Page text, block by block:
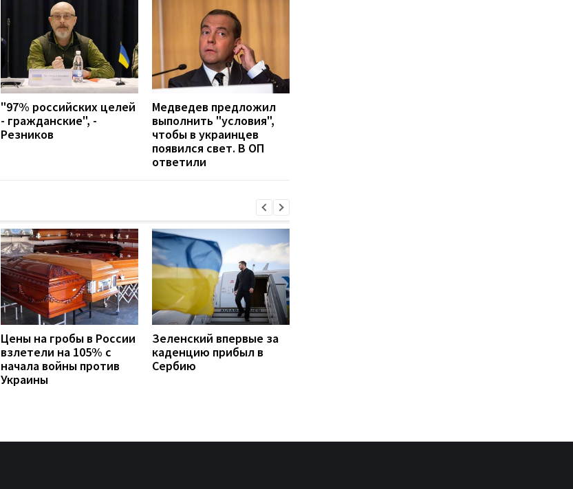
"97% российских целей
- гражданские", -
Резников
Медведев предложил
выполнить "условия",
чтобы в украинцев
появился свет. В ОП
ответили
Цены на гробы в России
взлетели на 105% с
начала войны против
Украины
Зеленский впервые за
каденцию прибыл в
Сербию